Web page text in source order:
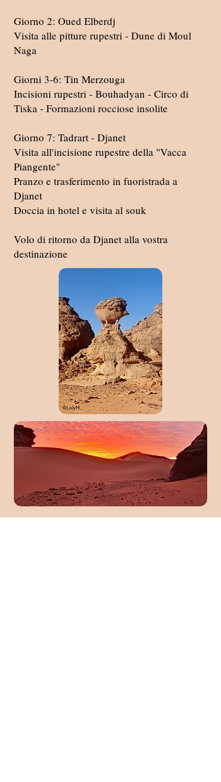
Giorno 2: Oued Elberdj
Visita alle pitture rupestri - Dune di Moul
Naga
Giorni 3-6: Tin Merzouga
Incisioni rupestri - Bouhadyan - Circo di
Tiska - Formazioni rocciose insolite
Giorno 7: Tadrart - Djanet
Visita all'incisione rupestre della "Vacca
Piangente"
Pranzo e trasferimento in fuoristrada a
Djanet
Doccia in hotel e visita al souk
Volo di ritorno da Djanet alla vostra
destinazione